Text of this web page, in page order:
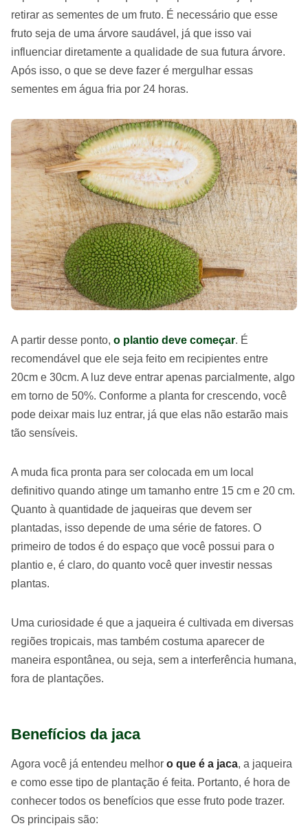
retirar as sementes de um fruto. É necessário que esse
fruto seja de uma árvore saudável, já que isso vai
influenciar diretamente a qualidade de sua futura árvore.
Após isso, o que se deve fazer é mergulhar essas
sementes em água fria por 24 horas.
A partir desse ponto, o plantio deve começar. É
recomendável que ele seja feito em recipientes entre
20cm e 30cm. A luz deve entrar apenas parcialmente, algo
em torno de 50%. Conforme a planta for crescendo, você
pode deixar mais luz entrar, já que elas não estarão mais
tão sensíveis.
A muda fica pronta para ser colocada em um local
definitivo quando atinge um tamanho entre 15 cm e 20 cm.
Quanto à quantidade de jaqueiras que devem ser
plantadas, isso depende de uma série de fatores. O
primeiro de todos é do espaço que você possui para o
plantio e, é claro, do quanto você quer investir nessas
plantas.
Uma curiosidade é que a jaqueira é cultivada em diversas
regiões tropicais, mas também costuma aparecer de
maneira espontânea, ou seja, sem a interferência humana,
fora de plantações.
Benefícios da jaca
Agora você já entendeu melhor o que é a jaca, a jaqueira
e como esse tipo de plantação é feita. Portanto, é hora de
conhecer todos os benefícios que esse fruto pode trazer.
Os principais são: